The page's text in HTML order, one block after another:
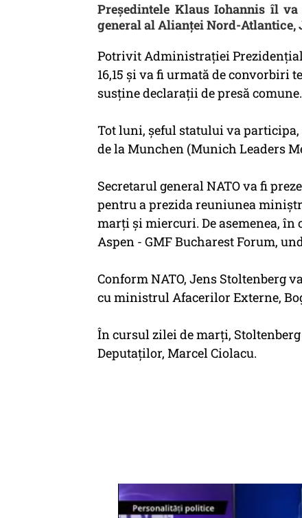
Preşedintele Klaus Iohannis îl
general al Alianţei Nord-Atlantice,
Potrivit Administraţiei
16,15 şi va fi urmată de convorbiri
susţine declaraţii de presă comune.
Tot luni, şeful statului va
de la Munchen (Munich Leaders
Secretarul general NATO va fi
pentru a prezida reuniunea
marţi şi miercuri. De asemenea,
Aspen - GMF Bucharest Forum,
Conform NATO, Jens Stoltenberg
cu ministrul Afacerilor Externe,
În cursul zilei de marţi,
Deputaţilor, Marcel Ciolacu.